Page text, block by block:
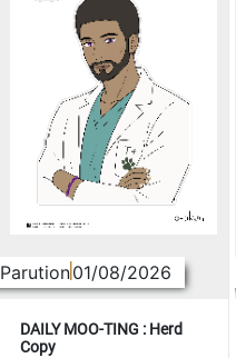
Parution01/08/2026
DAILY MOO-TING : Herd
Copy